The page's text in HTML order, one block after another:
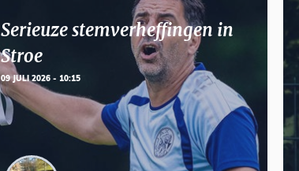
Serieuze stemverheffingen in
Stroe
09 JULI 2026 - 10:15